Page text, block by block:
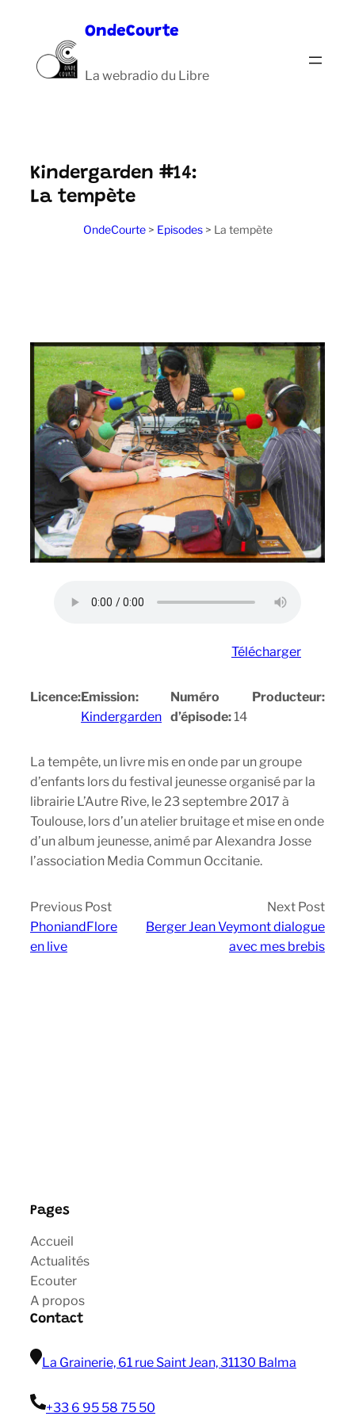
contenu
OndeCourte
La webradio du Libre
Kindergarden #14:
La tempète
OndeCourte> Episodes> La tempète
Télécharger
Licence: Emission:
Kindergarden
Numéro
d’épisode:14
Producteur:
La tempête, un livre mis en onde par un groupe
d’enfants lors du festival jeunesse organisé par la
librairie L’Autre Rive, le 23 septembre 2017 à
Toulouse, lors d’un atelier bruitage et mise en onde
d’un album jeunesse, animé par Alexandra Josse
l’association Media Commun Occitanie.
Previous Post
PhoniandFlore
en live
Next Post
Berger Jean Veymont dialogue
avec mes brebis
Pages
Accueil
Actualités
Ecouter
A propos
Contact
La Grainerie, 61 rue Saint Jean, 31130 Balma
+33 6 95 58 75 50